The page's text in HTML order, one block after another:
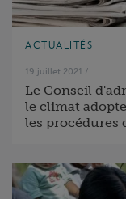
ACTUALITÉS
19 juillet 2021 /
Le Conseil
le climat
les procédures